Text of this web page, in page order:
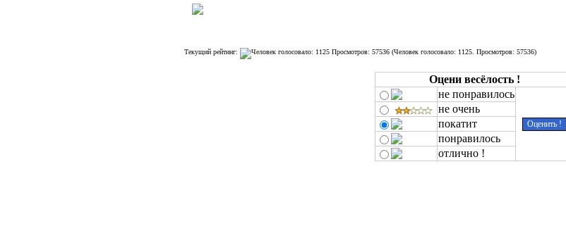
Текущий рейтинг: (Человек голосовало: 1125 . Просмотров: 57536)
Оцени весёлость !
не понравилось
не очень
покатит
понравилось
отлично !